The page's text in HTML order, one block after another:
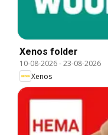
Xenos folder
10-08-2026-23-08-2026
Xenos